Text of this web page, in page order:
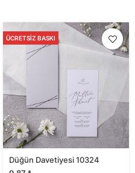
ÜCRETSIZ BASKI
Düğün Davetiyesi 10324